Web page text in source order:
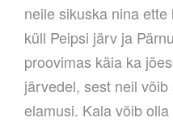
neile sikuska nina
küll Peipsi järv ja
proovimas käia ka
järvedel, sest neil
elamusi. Kala võib